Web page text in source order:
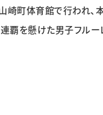
崎町体育館で行われ、
連覇を懸けた男子フル